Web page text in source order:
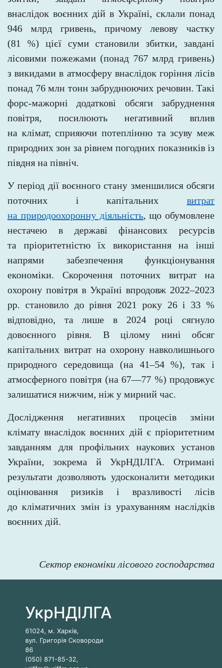
внаслідок воєнних дій в Україні, склали понад
946 млрд гривень, причому левову частку
(81 %) цієї суми становили збитки, завдані
лісовими пожежами (понад 767 млрд гривень)
з викидами в атмосферу внаслідок горіння лісів
понад 76 млн тонн забруднюючих речовин. Такі
форс-мажорні додаткові обсяги забруднення
повітря, посилюють негативний вплив
на клімат, сприяючи потеплінню та зсуву меж
природних зон за рівнем погодних показників із
півдня на північ.
У період дії воєнного стану зменшилися обсяги
поточних і капітальних витрат
на природоохоронну діяльність, що обумовлене
нестачею в державі фінансових ресурсів
та пріоритетністю їх використання на інші
напрями забезпечення функціонування
економіки. Скорочення поточних витрат на
охорону повітря в Україні впродовж 2022–2023
рр. становило до рівня 2021 року 26 і 33 %
відповідно, та лише в
2024 році сягнуло
довоєнного рівня. В цілому нині обсяг
капітальних витрат на охорону навколишнього
природного середовища (на 41–54 %), так і
атмосферного повітря (на 67––77 %) продовжує
залишатися нижчим, ніж у мирний час.
Дослідження негативних процесів зміни
клімату внаслідок воєнних дій є пріоритетним
завданням для профільних наукових установ
України, зокрема й УкрНДІЛГА. Отримані
результати дозволяють удосконалити методики
оцінювання ризиків і
вразливості лісів
до кліматичних змін із урахуванням наслідків
воєнних дій.
Сектор економіки лісового господарства
УкрНДІЛГА
61024, м. Харків,
вул. Григорія Сковороди
86
(050) 871-85-32,